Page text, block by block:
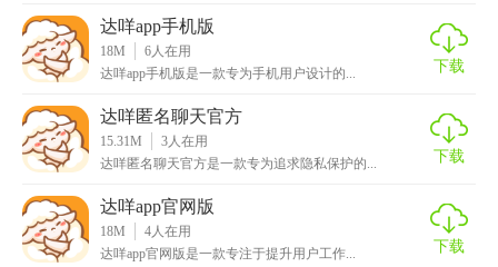
供便捷的生活服务。
3. 娱乐互动：设有小游戏、挑战赛等娱乐功能，增加用户粘
性。
4. 个人成长：提供知识分享、技能培训等栏目，助力用户个
人成长。
【达咩app官方版优势】
1. 内容丰富：集社交、娱乐、生活服务于一体，满足用户多
达咩app手机版
18M 6人在用
达咩app手机版是一款专为手机用户设计的...
下载
达咩匿名聊天官方
15.31M 3人在用
达咩匿名聊天官方是一款专为追求隐私保护的...
下载
达咩app官网版
18M 4人在用
达咩app官网版是一款专注于提升用户工作...
下载